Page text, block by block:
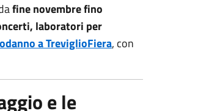
fine novembre fino
laboratori per
a TreviglioFiera, con
e le